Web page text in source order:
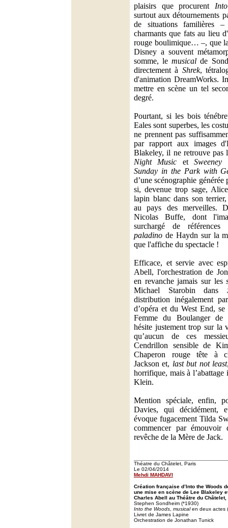
plaisirs que procurent
surtout aux détournements
de situations familières
charmants que fats au lieu
rouge boulimique… –, que
Disney a souvent
somme, lemusical de
directement à Shrek,
d'animation DreamWorks.
mettre en scène un tel
degré.
Pourtant, si les bois
Eales sont superbes, les
ne prennent pas
par rapport aux images
Blakeley, il ne retrouve
Night Music etSweeney
Sunday in the Park with
d’une scénographie
si, devenue trop sage,
lapin blanc dans son
au pays des merveilles.
Nicolas Buffe, dont
surchargé de
paladino de Haydn sur la
que l'affiche du spectacle !
Efficace, et servie avec
Abell, l'orchestration de
en revanche jamais sur les
Michael Starobin dans
distribution inégalement
d’opéra et du West End,
Femme du Boulanger
hésite justement trop sur la
qu’aucun de ces
Cendrillon sensible de
Chaperon rouge tête à
Jackson et, last but not least
horrifique, mais à
Klein.
Mention spéciale, enfin,
Davies, qui décidément,
évoque fugacement Tilda
commencer par émouvoir
revêche de la Mère de Jack.
Théatre du Châtelet, Paris
Le 02/04/2014
Mehdi MAHDAVI
Création française d’Into the Woods
une mise en scène de Lee Blakeley
Charles Abell au Théâtre du Châtelet,
Stephen Sondheim (*1930)
Into the Woods musicalen deux actes
Livret de James Lapine
Orchestration de Jonathan Tunick